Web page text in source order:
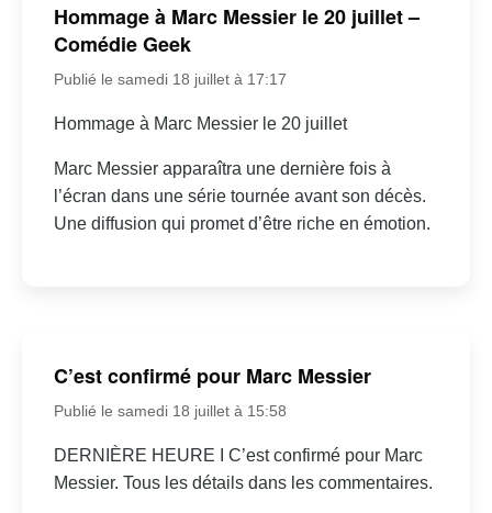
Hommage à Marc Messier le 20 juillet –
Comédie Geek
Publié le samedi 18 juillet à 17:17
Hommage à Marc Messier le 20 juillet
Marc Messier apparaîtra une dernière fois à
l’écran dans une série tournée avant son décès.
Une diffusion qui promet d’être riche en émotion.
C’est confirmé pour Marc Messier
Publié le samedi 18 juillet à 15:58
DERNIÈRE HEURE I C’est confirmé pour Marc
Messier. Tous les détails dans les commentaires.